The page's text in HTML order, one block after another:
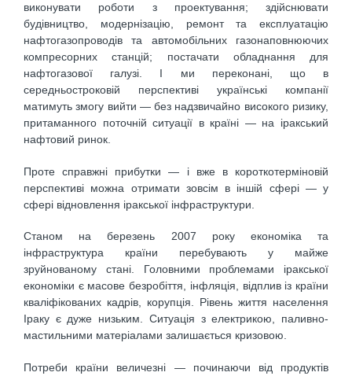
виконувати роботи з проектування; здійснювати
будівництво, модернізацію, ремонт та експлуатацію
нафтогазопроводів та автомобільних газонаповнюючих
компресорних станцій; постачати обладнання для
нафтогазової галузі. І ми переконані, що в
середньостроковій перспективі українські компанії
матимуть змогу вийти — без надзвичайно високого ризику,
притаманного поточній ситуації в країні — на іракський
нафтовий ринок.
Проте справжні прибутки — і вже в короткотерміновій
перспективі можна отримати зовсім в іншій сфері — у
сфері відновлення іракської інфраструктури.
Станом на березень 2007 року економіка та
інфраструктура країни перебувають у майже
зруйнованому стані. Головними проблемами іракської
економіки є масове безробіття, інфляція, відплив із країни
кваліфікованих кадрів, корупція. Рівень життя населення
Іраку є дуже низьким. Ситуація з електрикою, паливно-
мастильними матеріалами залишається кризовою.
Потреби країни величезні — починаючи від продуктів